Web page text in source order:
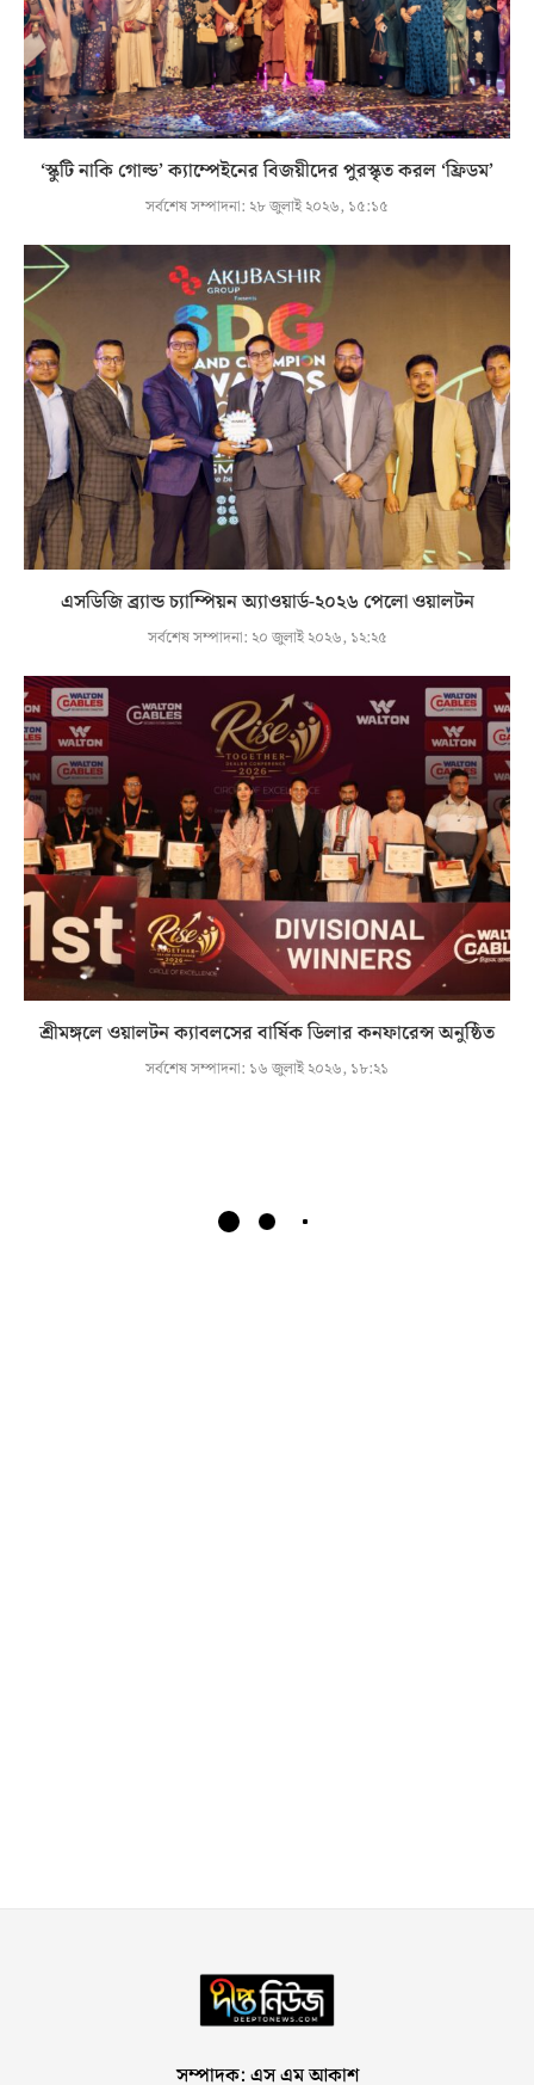
‘স্কুটি নাকি গোল্ড’ ক্যাম্পেইনের বিজয়ীদের পুরস্কৃত করল ‘ফ্রিডম’
সর্বশেষ সম্পাদনা: ২৮ জুলাই ২০২৬, ১৫:১৫
এসডিজি ব্র্যান্ড চ্যাম্পিয়ন অ্যাওয়ার্ড-২০২৬ পেলো ওয়ালটন
সর্বশেষ সম্পাদনা: ২০ জুলাই ২০২৬, ১২:২৫
শ্রীমঙ্গলে ওয়ালটন ক্যাবলসের বার্ষিক ডিলার কনফারেন্স অনুষ্ঠিত
সর্বশেষ সম্পাদনা: ১৬ জুলাই ২০২৬, ১৮:২১
সম্পাদক: এস এম আকাশ